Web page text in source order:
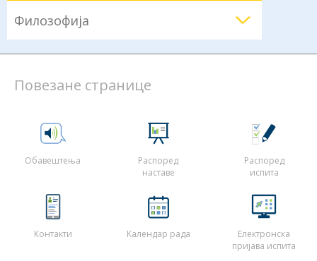
Филозофија
Повезане странице
Обавештења
Распоред
наставе
Распоред
испита
Контакти Календар рада
Електронска
пријава испита